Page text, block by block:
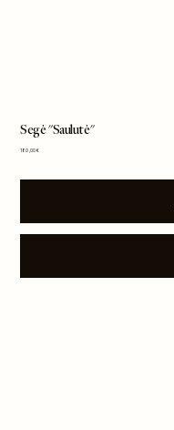
Segė "Saulutė"
Kaina
180,00 €